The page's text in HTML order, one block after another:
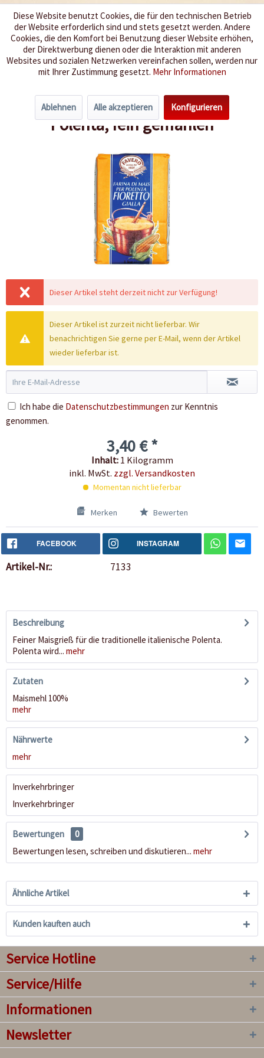
Wir würzen Ihr Leben
Menü
Übersicht Mehl & Polenta
Polenta, fein gemahlen
Dieser Artikel steht derzeit nicht zur Verfügung!
Dieser Artikel ist zurzeit nicht lieferbar. Wir
benachrichtigen Sie gerne per E-Mail, wenn der Artikel
wieder lieferbar ist.
Ich habe die Datenschutzbestimmungen zur Kenntnis
genommen.
3,40 € *
Inhalt: 1 Kilogramm
inkl. MwSt. zzgl. Versandkosten
Momentan nicht lieferbar
Merken Bewerten
FACEBOOK INSTAGRAM
Artikel-Nr.: 7133
Beschreibung
Feiner Maisgrieß für die traditionelle italienische Polenta.
Polenta wird... mehr
Zutaten
Maismehl 100%
mehr
Nährwerte
mehr
Inverkehrbringer
Inverkehrbringer
Bewertungen
0
Bewertungen lesen, schreiben und diskutieren... mehr
Ähnliche Artikel
Kunden kauften auch
Service Hotline
Service/Hilfe
Informationen
Newsletter
Diese Website benutzt Cookies, die für den technischen Betrieb
der Website erforderlich sind und stets gesetzt werden. Andere
Cookies, die den Komfort bei Benutzung dieser Website erhöhen,
der Direktwerbung dienen oder die Interaktion mit anderen
Websites und sozialen Netzwerken vereinfachen sollen, werden nur
mit Ihrer Zustimmung gesetzt. Mehr Informationen
Ablehnen Alle akzeptieren Konfigurieren